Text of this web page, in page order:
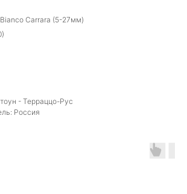
Carrara (5-27мм)
- Терраццо-Рус
Россия